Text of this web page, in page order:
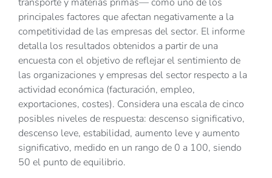
principales factores que afectan negativamente a la
competitividad de las empresas del sector. El informe
detalla los resultados obtenidos a partir de una
encuesta con el objetivo de reflejar el sentimiento de
las organizaciones y empresas del sector respecto a la
actividad económica (facturación, empleo,
exportaciones, costes). Considera una escala de cinco
posibles niveles de respuesta: descenso significativo,
descenso leve, estabilidad, aumento leve y aumento
significativo, medido en un rango de 0 a 100, siendo
50 el punto de equilibrio.